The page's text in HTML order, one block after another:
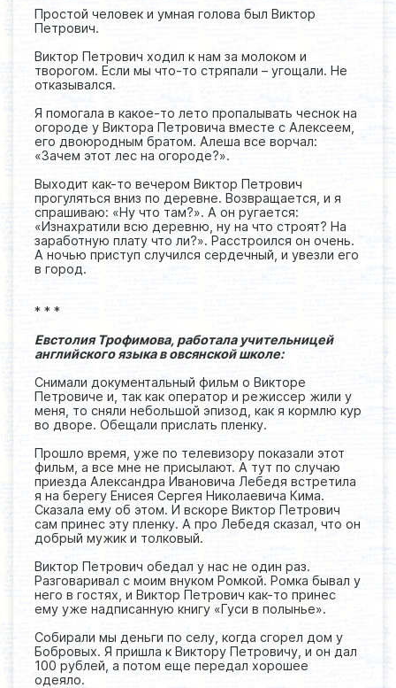
Простой человек и умная голова был Виктор
Петрович.
Виктор Петрович ходил к нам за молоком и
творогом. Если мы что-то стряпали – угощали. Не
отказывался.
Я помогала в какое-то лето пропалывать чеснок на
огороде у Виктора Петровича вместе с Алексеем,
его двоюродным братом. Алеша все ворчал:
«Зачем этот лес на огороде?».
Выходит как-то вечером Виктор Петрович
прогуляться вниз по деревне. Возвращается, и я
спрашиваю: «Ну что там?». А он ругается:
«Изнахратили всю деревню, ну на что строят? На
заработную плату что ли?». Расстроился он очень.
А ночью приступ случился сердечный, и увезли его
в город.
* * *
Евстолия Трофимова, работала учительницей
английского языка в овсянской школе:
Снимали документальный фильм о Викторе
Петровиче и, так как оператор и режиссер жили у
меня, то сняли небольшой эпизод, как я кормлю кур
во дворе. Обещали прислать пленку.
Прошло время, уже по телевизору показали этот
фильм, а все мне не присылают. А тут по случаю
приезда Александра Ивановича Лебедя встретила
я на берегу Енисея Сергея Николаевича Кима.
Сказала ему об этом. И вскоре Виктор Петрович
сам принес эту пленку. А про Лебедя сказал, что он
добрый мужик и толковый.
Виктор Петрович обедал у нас не один раз.
Разговаривал с моим внуком Ромкой. Ромка бывал у
него в гостях, и Виктор Петрович как-то принес
ему уже надписанную книгу «Гуси в полынье».
Собирали мы деньги по селу, когда сгорел дом у
Бобровых. Я пришла к Виктору Петровичу, и он дал
100 рублей, а потом еще передал хорошее
одеяло.